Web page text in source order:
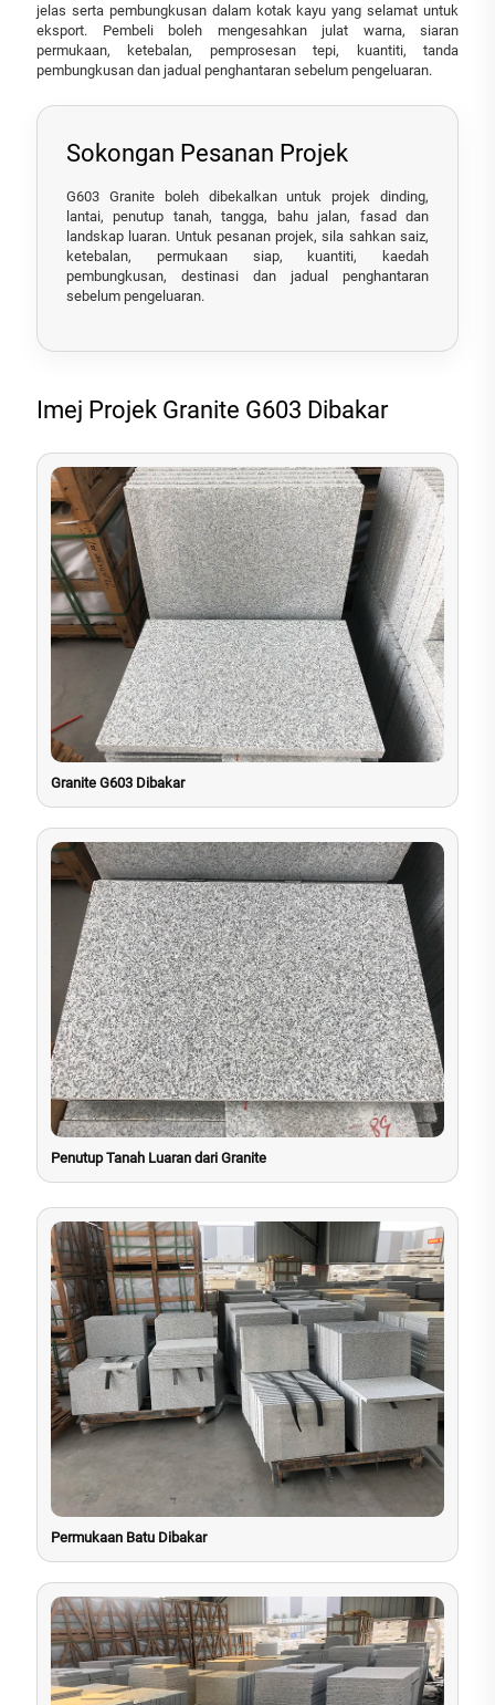
jelas serta pembungkusan dalam kotak kayu yang selamat untuk
eksport. Pembeli boleh mengesahkan julat warna, siaran
permukaan, ketebalan, pemprosesan tepi, kuantiti, tanda
pembungkusan dan jadual penghantaran sebelum pengeluaran.
Sokongan Pesanan Projek
G603 Granite boleh dibekalkan untuk projek dinding,
lantai, penutup tanah, tangga, bahu jalan, fasad dan
landskap luaran. Untuk pesanan projek, sila sahkan saiz,
ketebalan, permukaan siap, kuantiti, kaedah
pembungkusan, destinasi dan jadual penghantaran
sebelum pengeluaran.
Imej Projek Granite G603 Dibakar
Granite G603 Dibakar
Penutup Tanah Luaran dari Granite
Permukaan Batu Dibakar